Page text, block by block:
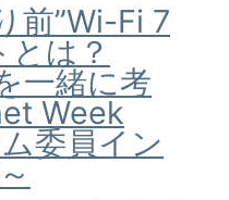
前”Wi-Fi 7
は？
一緒に考
Week
委員イン